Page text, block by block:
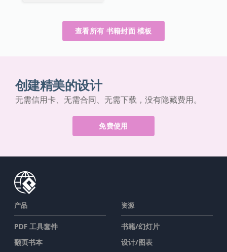
查看所有 书籍封面 模板
创建精美的设计
无需信用卡、无需合同、无需下载，没有隐藏费用。
免费使用
产品
PDF 工具套件
翻页书本
资源
书籍/幻灯片
设计/图表